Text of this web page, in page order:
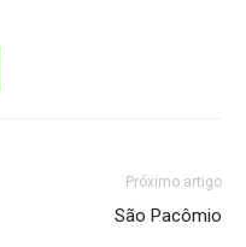
Próximo artigo
São Pacômio